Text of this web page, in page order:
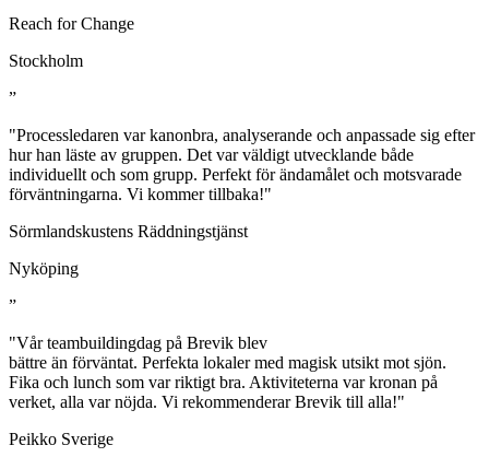
Reach for Change
Stockholm
”
"Processledaren var kanonbra, analyserande och anpassade sig efter
hur han läste av gruppen. Det var väldigt utvecklande både
individuellt och som grupp. Perfekt för ändamålet och motsvarade
förväntningarna. Vi kommer tillbaka!"
Sörmlandskustens Räddningstjänst
Nyköping
”
"Vår teambuildingdag på Brevik blev
bättre än förväntat. Perfekta lokaler med magisk utsikt mot sjön.
Fika och lunch som var riktigt bra. Aktiviteterna var kronan på
verket, alla var nöjda. Vi rekommenderar Brevik till alla!"
Peikko Sverige